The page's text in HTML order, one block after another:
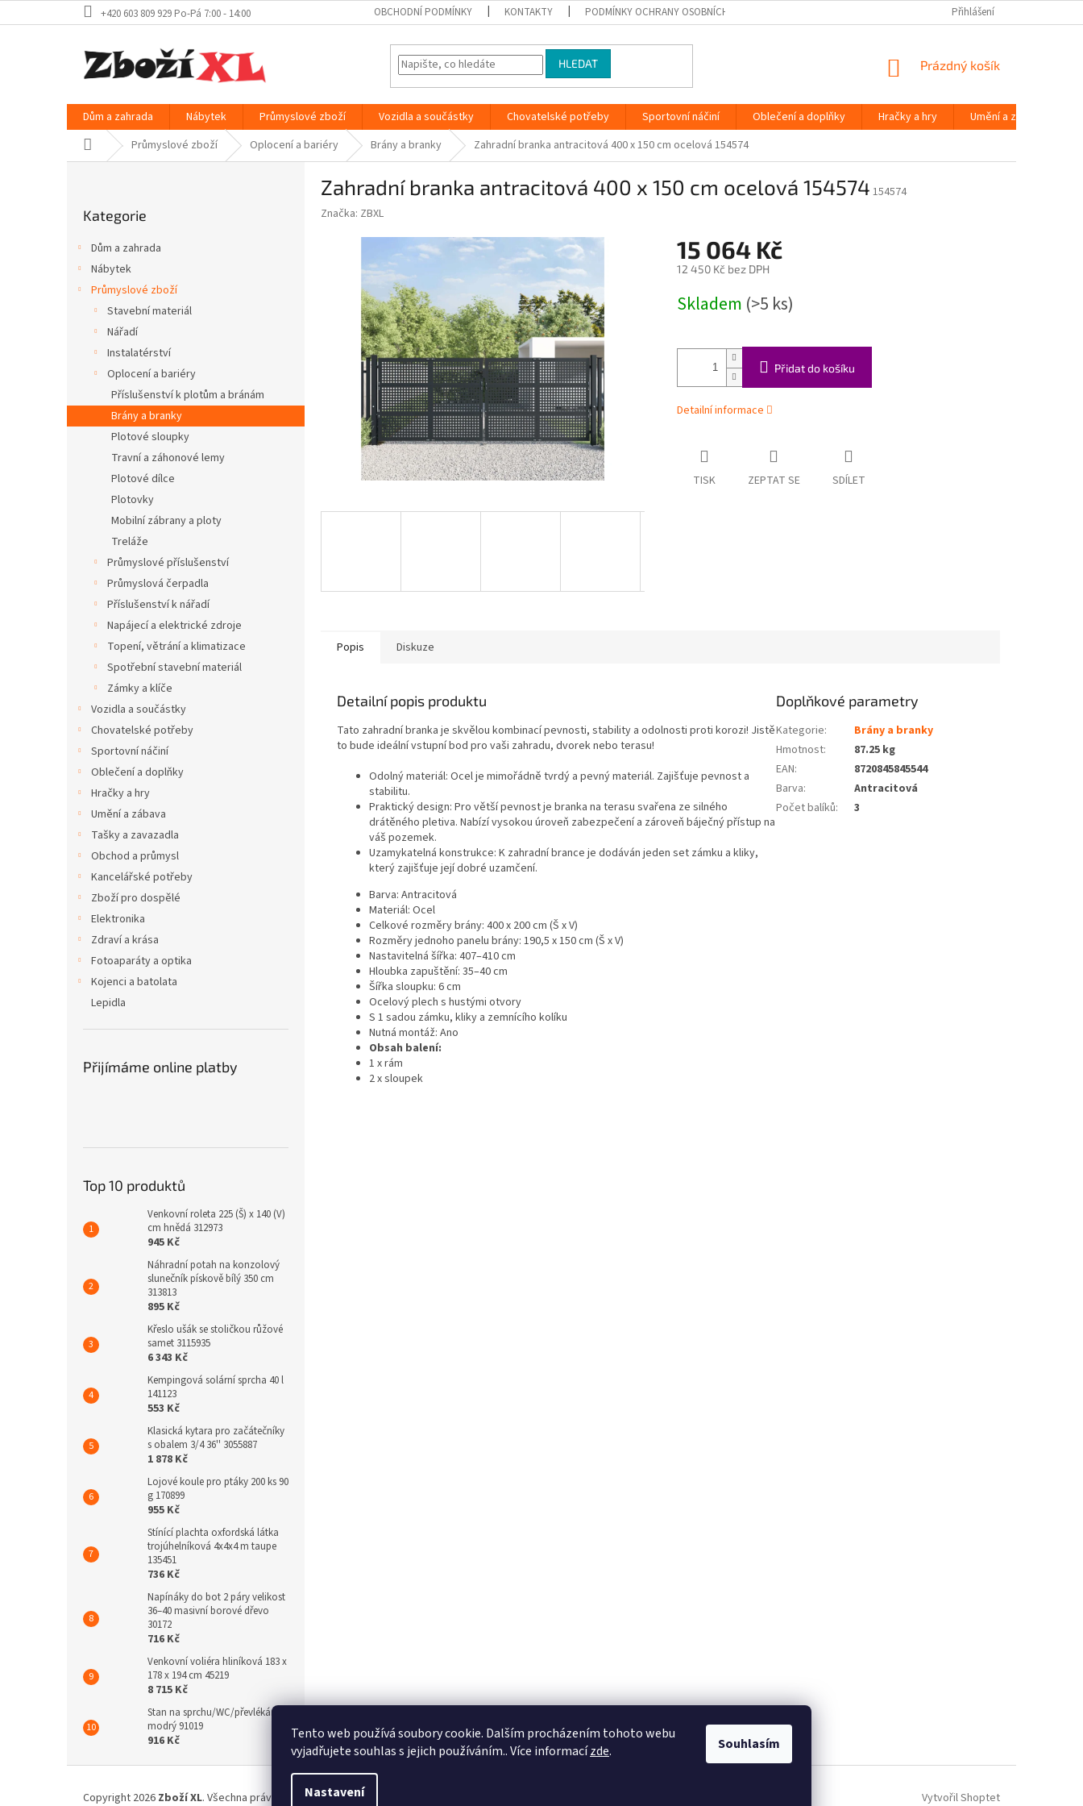
Tento web používá soubory cookie. Dalším procházením tohoto webu
vyjadřujete souhlas s jejich používáním.. Více informacízde.
Nastavení
Souhlasím
na
+420 603 809 929 Po-Pá 7:00 - 14:00 OBCHODNÍ PODMÍNKY KONTAKTY PODMÍNKY OCHRANY OSOBNÍCH ÚDAJŮ Přihlášení
HLEDAT
NÁKUPNÍ
Prázdný košík
Dům a zahrada Nábytek Průmyslové zboží Vozidla a součástky Chovatelské potřeby Sportovní náčiní Oblečení a doplňky Hračky a hry Umění a zábava
Domů Průmyslové zboží Oplocení a bariéry Brány a branky Zahradní branka antracitová 400 x 150 cm ocelová 154574
l
kategorie
Kategorie
Dům a zahrada
Nábytek
Průmyslové zboží
Stavební materiál
Nářadí
Instalatérství
Oplocení a bariéry
Příslušenství k plotům a bránám
Brány a branky
Plotové sloupky
Travní a záhonové lemy
Plotové dílce
Plotovky
Mobilní zábrany a ploty
Treláže
Průmyslové příslušenství
Průmyslová čerpadla
Příslušenství k nářadí
Napájecí a elektrické zdroje
Topení, větrání a klimatizace
Spotřební stavební materiál
Zámky a klíče
Vozidla a součástky
Chovatelské potřeby
Sportovní náčiní
Oblečení a doplňky
Hračky a hry
Umění a zábava
Tašky a zavazadla
Obchod a průmysl
Kancelářské potřeby
Zboží pro dospělé
Elektronika
Zdraví a krása
Fotoaparáty a optika
Kojenci a batolata
Lepidla
Přijímáme online platby
Top 10 produktů
Venkovní roleta 225 (Š) x 140 (V)
cm hnědá 312973
945 Kč
Náhradní potah na konzolový
slunečník pískově bílý 350 cm
313813
895 Kč
Křeslo ušák se stoličkou růžové
samet 3115935
6 343 Kč
Kempingová solární sprcha 40 l
141123
553 Kč
Klasická kytara pro začátečníky
s obalem 3/4 36'' 3055887
1 878 Kč
Lojové koule pro ptáky 200 ks 90
g 170899
955 Kč
Stínící plachta oxfordská látka
trojúhelníková 4x4x4 m taupe
135451
736 Kč
Napínáky do bot 2 páry velikost
36–40 masivní borové dřevo
30172
716 Kč
Venkovní voliéra hliníková 183 x
178 x 194 cm 45219
8 715 Kč
Stan na sprchu/WC/převlékání
modrý 91019
916 Kč
Zahradní branka antracitová 400 x 150 cm ocelová 154574 154574
Značka: ZBXL
15 064 Kč
12 450 Kč bez DPH
cena:
Skladem (>5 ks)
Přidat do košíku
Detailní informace
TISK ZEPTAT SE SDÍLET
Popis Diskuze
Detailní popis produktu
Tato zahradní branka je skvělou kombinací pevnosti, stability a odolnosti proti korozi! Jistě
to bude ideální vstupní bod pro vaši zahradu, dvorek nebo terasu!
Odolný materiál: Ocel je mimořádně tvrdý a pevný materiál. Zajišťuje pevnost a
stabilitu.
Praktický design: Pro větší pevnost je branka na terasu svařena ze silného
drátěného pletiva. Nabízí vysokou úroveň zabezpečení a zároveň báječný přístup na
váš pozemek.
Uzamykatelná konstrukce: K zahradní brance je dodáván jeden set zámku a kliky,
který zajišťuje její dobré uzamčení.
Barva: Antracitová
Materiál: Ocel
Celkové rozměry brány: 400 x 200 cm (Š x V)
Rozměry jednoho panelu brány: 190,5 x 150 cm (Š x V)
Nastavitelná šířka: 407–410 cm
Hloubka zapuštění: 35–40 cm
Šířka sloupku: 6 cm
Ocelový plech s hustými otvory
S 1 sadou zámku, kliky a zemnícího kolíku
Nutná montáž: Ano
Obsah balení:
1 x rám
2 x sloupek
Doplňkové parametry
Kategorie:
Brány a branky
Hmotnost:
87.25 kg
EAN:
8720845845544
Barva:
Antracitová
Počet balíků: 3
Vytvořil Shoptet
Copyright 2026 Zboží XL. Všechna práva vyhrazena.